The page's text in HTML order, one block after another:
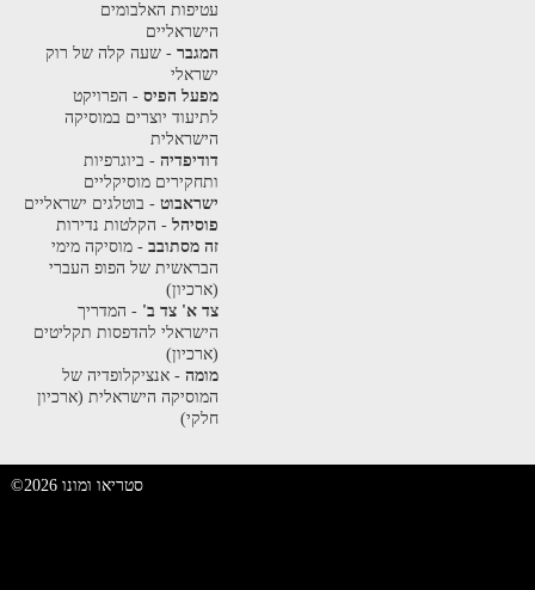
עטיפות האלבומים
הישראליים
המגבר- שעה קלה של רוק
ישראלי
מפעל הפיס- הפרויקט
לתיעוד יוצרים במוסיקה
הישראלית
דודיפדיה- ביוגרפיות
ותחקירים מוסיקליים
ישראבוט- בוטלגים ישראליים
פוסיהל- הקלטות נדירות
זה מסתובב- מוסיקה מימי
הבראשית של הפופ העברי
(ארכיון)
צד א' צד ב' - המדריך
הישראלי להדפסות תקליטים
(ארכיון)
מומה- אנציקלופדיה של
המוסיקה הישראלית (ארכיון
חלקי)
©2026 סטריאו ומונו